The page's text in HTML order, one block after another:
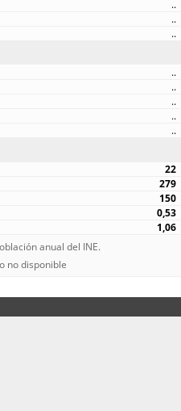
..
..
..
..
..
..
..
..
22
279
150
0,53
1,06
anual del INE.
no disponible